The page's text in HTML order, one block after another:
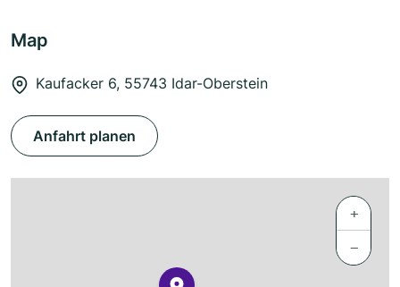
Map
Kaufacker 6, 55743 Idar-Oberstein
Anfahrt planen
+
−